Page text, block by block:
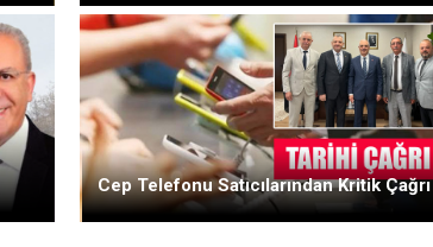
Cep Telefonu Satıcılarından Kritik Çağrı